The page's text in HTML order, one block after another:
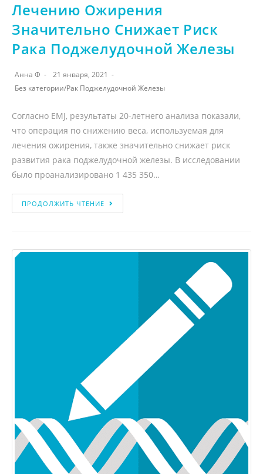
Лечению Ожирения
Значительно Снижает Риск
Рака Поджелудочной Железы
Анна Ф
21 января, 2021
Без категории/Рак Поджелудочной Железы
Согласно EMJ, результаты 20-летнего анализа показали,
что операция по снижению веса, используемая для
лечения ожирения, также значительно снижает риск
развития рака поджелудочной железы. В исследовании
было проанализировано 1 435 350…
ПРОДОЛЖИТЬ ЧТЕНИЕ